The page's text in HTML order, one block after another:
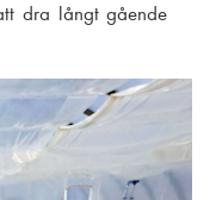
dra långt gående